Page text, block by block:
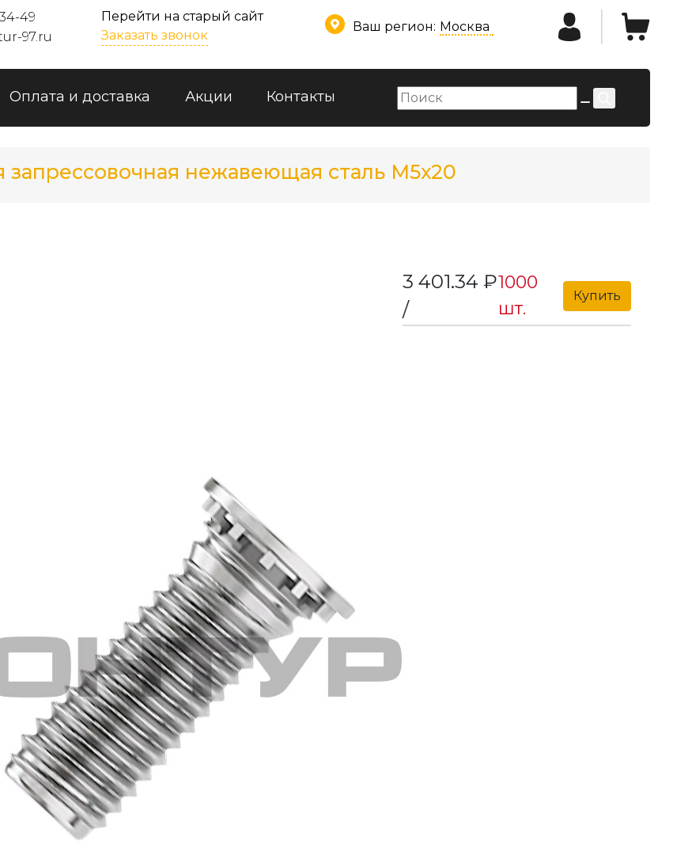
49
97.ru
Перейти на старый сайт
Заказать звонок
Ваш регион: Москва
Оплата и доставка Акции Контакты
запрессовочная нежавеющая сталь М5х20
3 401.34 ₽
/
1000
шт.
Купить